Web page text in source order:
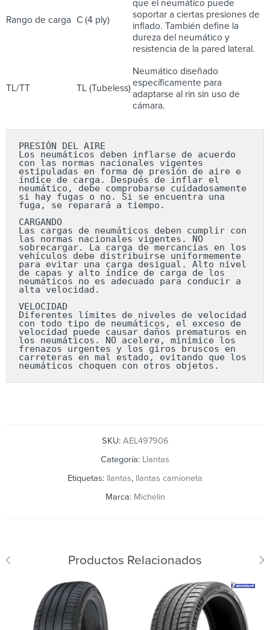
Rango de carga C (4 ply)
que el neumático puede
soportar a ciertas presiones de
inflado. También define la
dureza del neumático y
resistencia de la pared lateral.
TL/TT TL (Tubeless)
Neumático diseñado
específicamente para
adaptarse al rin sin uso de
cámara.
PRESIÓN DEL AIRE
Los neumáticos deben inflarse de acuerdo
con las normas nacionales vigentes
estipuladas en forma de presión de aire e
índice de carga. Después de inflar el
neumático, debe comprobarse cuidadosamente
si hay fugas o no. Si se encuentra una
fuga, se reparará a tiempo.
CARGANDO
Las cargas de neumáticos deben cumplir con
las normas nacionales vigentes. NO
sobrecargar. La carga de mercancías en los
vehículos debe distribuirse uniformemente
para evitar una carga desigual. Alto nivel
de capas y alto índice de carga de los
neumáticos no es adecuado para conducir a
alta velocidad.
VELOCIDAD
Diferentes límites de niveles de velocidad
con todo tipo de neumáticos, el exceso de
velocidad puede causar daños prematuros en
los neumáticos. NO acelere, minimice los
frenazos urgentes y los giros bruscos en
carreteras en mal estado, evitando que los
neumáticos choquen con otros objetos.
SKU: AEL497906
Categoría: Llantas
Etiquetas: llantas, llantas camioneta
Marca: Michelin
Productos Relacionados